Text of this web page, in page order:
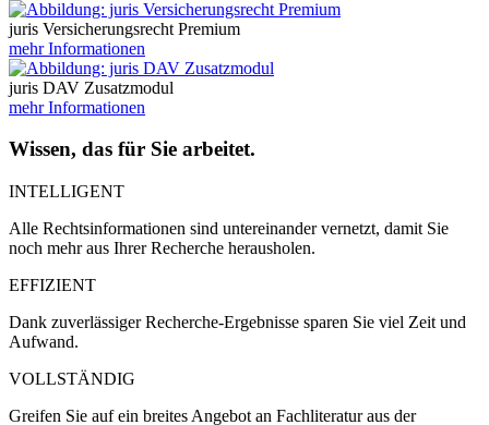
juris Versicherungsrecht Premium
mehr Informationen
juris DAV Zusatzmodul
mehr Informationen
Wissen, das für Sie arbeitet.
INTELLIGENT
Alle Rechtsinformationen sind untereinander vernetzt, damit Sie
noch mehr aus Ihrer Recherche herausholen.
EFFIZIENT
Dank zuverlässiger Recherche-Ergebnisse sparen Sie viel Zeit und
Aufwand.
VOLLSTÄNDIG
Greifen Sie auf ein breites Angebot an Fachliteratur aus der